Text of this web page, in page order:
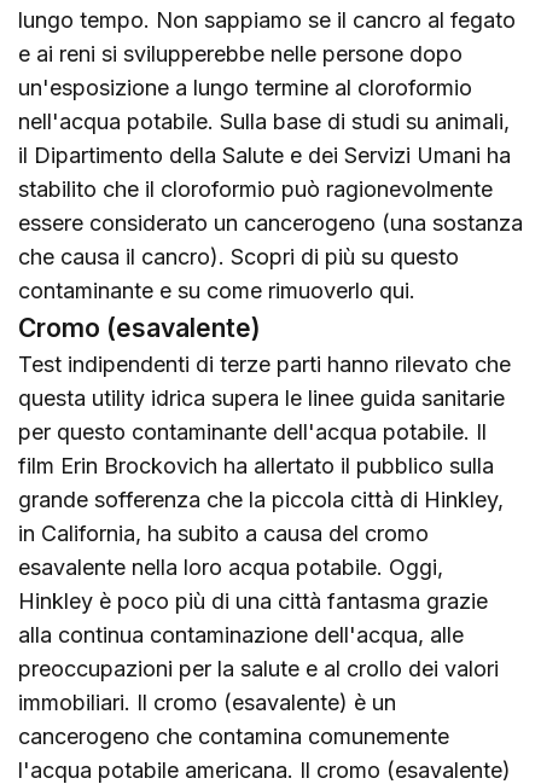
lungo tempo. Non sappiamo se il cancro al fegato
e ai reni si svilupperebbe nelle persone dopo
un'esposizione a lungo termine al cloroformio
nell'acqua potabile. Sulla base di studi su animali,
il Dipartimento della Salute e dei Servizi Umani ha
stabilito che il cloroformio può ragionevolmente
essere considerato un cancerogeno (una sostanza
che causa il cancro). Scopri di più su questo
contaminante e su come rimuoverlo qui.
Cromo (esavalente)
Test indipendenti di terze parti hanno rilevato che
questa utility idrica supera le linee guida sanitarie
per questo contaminante dell'acqua potabile. Il
film Erin Brockovich ha allertato il pubblico sulla
grande sofferenza che la piccola città di Hinkley,
in California, ha subito a causa del cromo
esavalente nella loro acqua potabile. Oggi,
Hinkley è poco più di una città fantasma grazie
alla continua contaminazione dell'acqua, alle
preoccupazioni per la salute e al crollo dei valori
immobiliari. Il cromo (esavalente) è un
cancerogeno che contamina comunemente
l'acqua potabile americana. Il cromo (esavalente)